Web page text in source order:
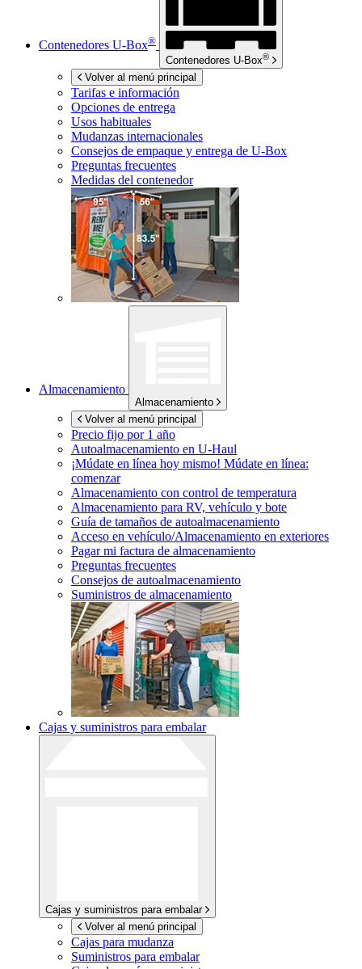
Contenedores U-Box®
Contenedores U-Box®
Volver al menú principal
Tarifas e información
Opciones de entrega
Usos habituales
Mudanzas internacionales
Consejos de empaque y entrega de U-Box
Preguntas frecuentes
Medidas del contenedor
Almacenamiento
Almacenamiento
Volver al menú principal
Precio fijo por 1 año
Autoalmacenamiento en U-Haul
¡Múdate en línea hoy mismo! Múdate en línea:
comenzar
Almacenamiento con control de temperatura
Almacenamiento para RV, vehículo y bote
Guía de tamaños de autoalmacenamiento
Acceso en vehículo/Almacenamiento en exteriores
Pagar mi factura de almacenamiento
Preguntas frecuentes
Consejos de autoalmacenamiento
Suministros de almacenamiento
Cajas y suministros para embalar
Cajas y suministros para embalar
Volver al menú principal
Cajas para mudanza
Suministros para embalar